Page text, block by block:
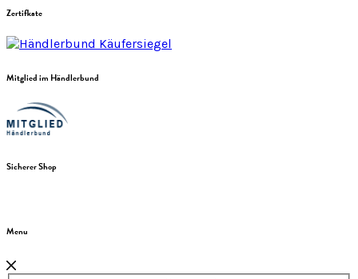
Zertifkate
Mitglied im Händlerbund
Sicherer Shop
Menu